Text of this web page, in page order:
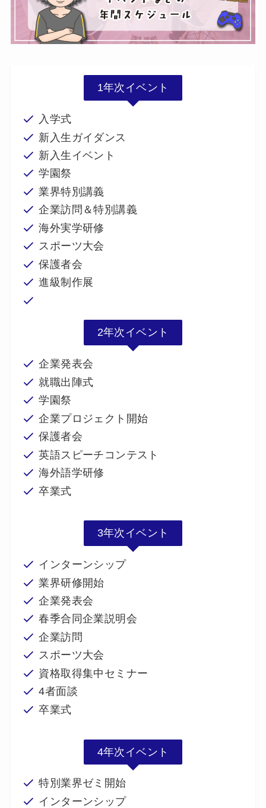
1年次イベント
入学式
新入生ガイダンス
新入生イベント
学園祭
業界特別講義
企業訪問＆特別講義
海外実学研修
スポーツ大会
保護者会
進級制作展
2年次イベント
企業発表会
就職出陣式
学園祭
企業プロジェクト開始
保護者会
英語スピーチコンテスト
海外語学研修
卒業式
3年次イベント
インターンシップ
業界研修開始
企業発表会
春季合同企業説明会
企業訪問
スポーツ大会
資格取得集中セミナー
4者面談
卒業式
4年次イベント
特別業界ゼミ開始
インターンシップ